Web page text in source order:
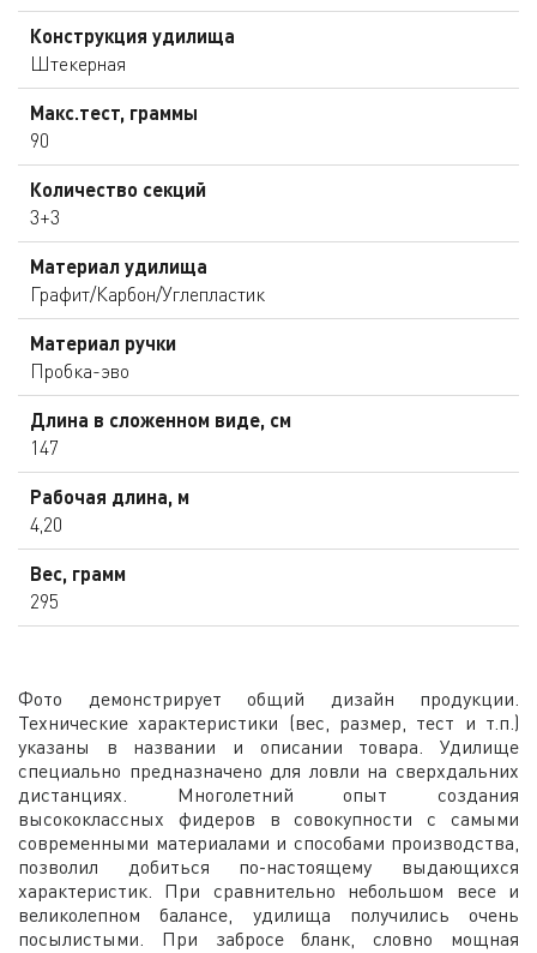
Конструкция удилища
Штекерная
Макс.тест, граммы
90
Количество секций
3+3
Материал удилища
Графит/Карбон/Углепластик
Материал ручки
Пробка-эво
Длина в сложенном виде, см
147
Рабочая длина, м
4,20
Вес, грамм
295
Фото демонстрирует общий дизайн продукции.
Технические характеристики (вес, размер, тест и т.п.)
указаны в названии и описании товара. Удилище
специально предназначено для ловли на сверхдальних
дистанциях. Многолетний опыт создания
высококлассных фидеров в совокупности с самыми
современными материалами и способами производства,
позволил добиться по-настоящему выдающихся
характеристик. При сравнительно небольшом весе и
великолепном балансе, удилища получились очень
посылистыми. При забросе бланк, словно мощная